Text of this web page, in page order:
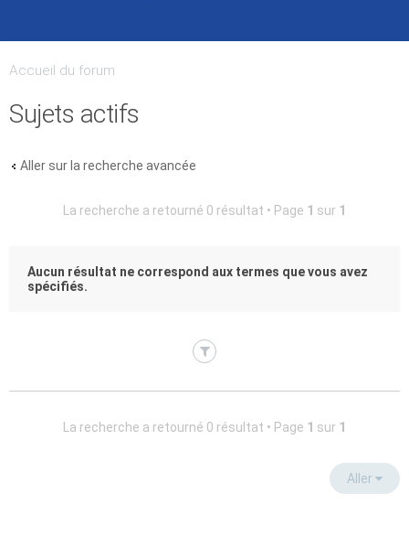
Accueil du forum
Sujets actifs
Aller sur la recherche avancée
La recherche a retourné 0 résultat • Page 1 sur 1
Aucun résultat ne correspond aux termes que vous avez
spécifiés.
La recherche a retourné 0 résultat • Page 1 sur 1
Aller